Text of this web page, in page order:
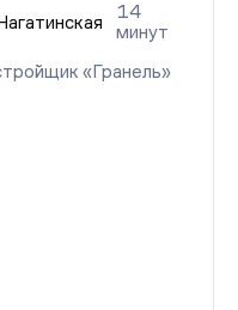
14
минут
«Гранель»